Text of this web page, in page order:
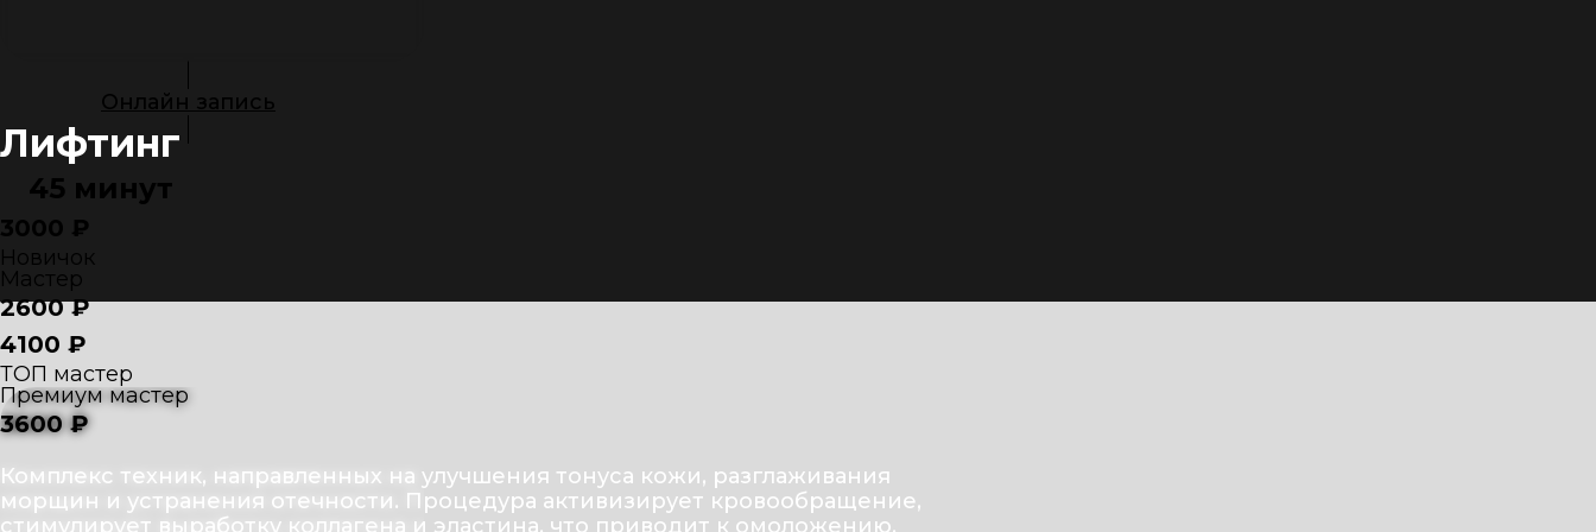
Онлайн запись
Лифтинг
45 минут
3000 ₽
Новичок
Мастер
2600 ₽
4100 ₽
ТОП мастер
Премиум мастер
3600 ₽
Комплекс техник, направленных на улучшения тонуса кожи, разглаживания
морщин и устранения отечности. Процедура активизирует кровообращение,
стимулирует выработку коллагена и эластина, что приводит к омоложению,